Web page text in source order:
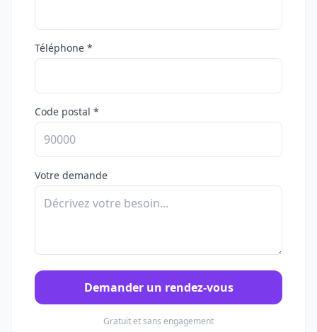
Téléphone *
Code postal *
Votre demande
Demander un rendez-vous
Gratuit et sans engagement